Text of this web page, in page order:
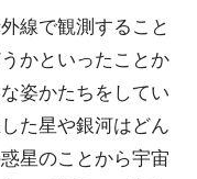
線で観測すること
かといったことか
姿かたちをしてい
た星や銀河はどん
星のことから宇宙